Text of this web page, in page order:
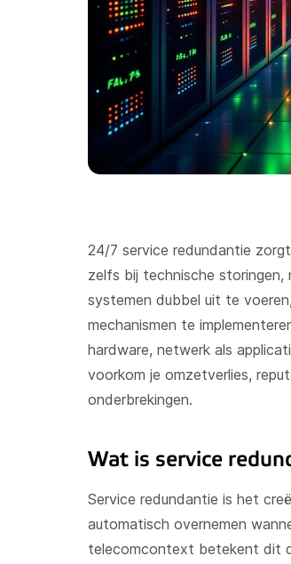
24/7 service redundantie
zelfs bij technische
systemen dubbel uit te
mechanismen te
hardware, netwerk als
voorkom je omzetverlies,
onderbrekingen.
Wat is service
Service redundantie is het
automatisch overnemen
telecomcontext betekent dit